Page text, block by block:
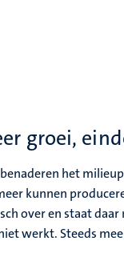
groei,
het
kunnen
over en staat
werkt. Steeds